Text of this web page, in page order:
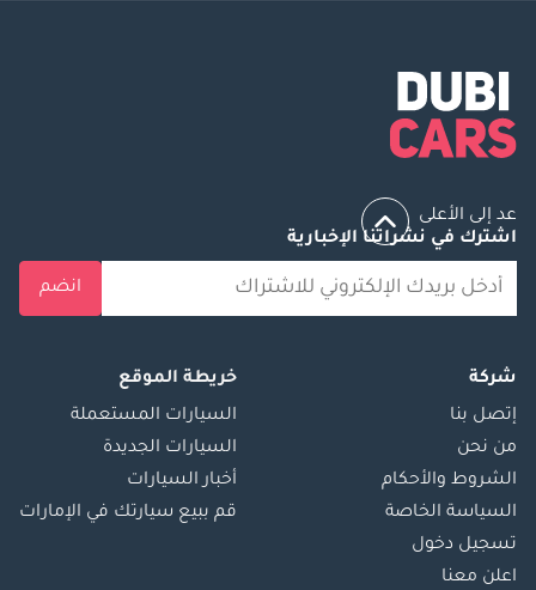
عد إلى الأعلى
اشترك في نشراتنا الإخبارية
انضم
شركة
إتصل بنا
من نحن
الشروط والأحكام
السياسة الخاصة
تسجيل دخول
اعلن معنا
خريطة الموقع
السيارات المستعملة
السيارات الجديدة
أخبار السيارات
قم ببيع سيارتك في الإمارات